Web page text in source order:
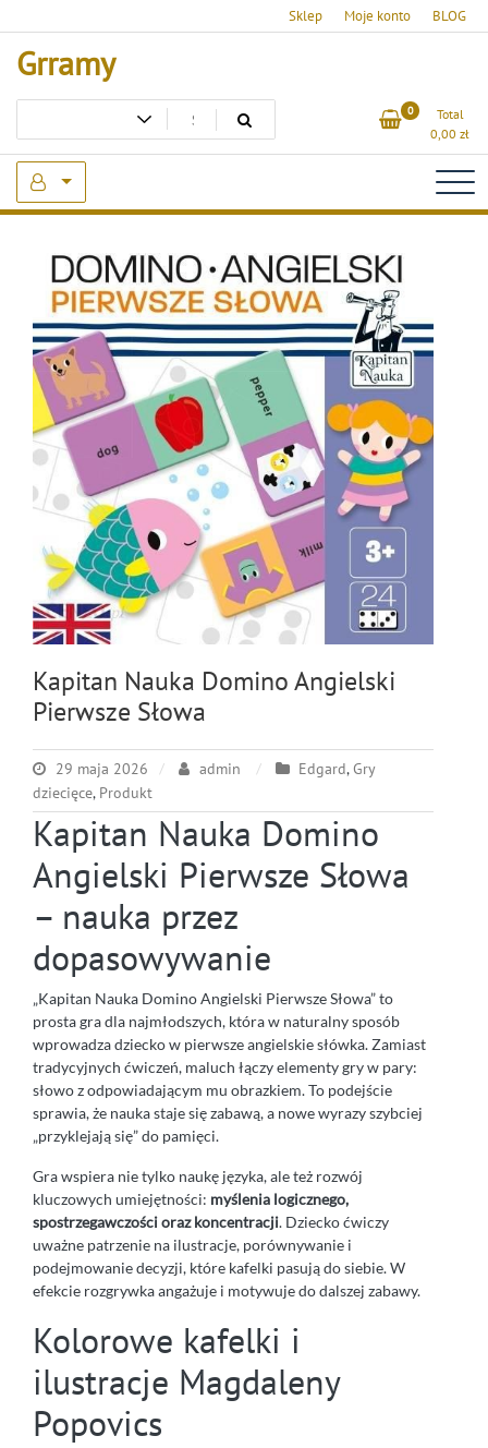
to
content
Sklep Moje konto BLOG
Grramy
0
Total
0,00 zł
Kapitan Nauka Domino Angielski
Pierwsze Słowa
29 maja 2026 admin Edgard,Gry
dziecięce, Produkt
Kapitan Nauka Domino
Angielski Pierwsze Słowa
– nauka przez
dopasowywanie
„Kapitan Nauka Domino Angielski Pierwsze Słowa” to
prosta gra dla najmłodszych, która w naturalny sposób
wprowadza dziecko w pierwsze angielskie słówka. Zamiast
tradycyjnych ćwiczeń, maluch łączy elementy gry w pary:
słowo z odpowiadającym mu obrazkiem. To podejście
sprawia, że nauka staje się zabawą, a nowe wyrazy szybciej
„przyklejają się” do pamięci.
Gra wspiera nie tylko naukę języka, ale też rozwój
kluczowych umiejętności: myślenia logicznego,
spostrzegawczości oraz koncentracji. Dziecko ćwiczy
uważne patrzenie na ilustracje, porównywanie i
podejmowanie decyzji, które kafelki pasują do siebie. W
efekcie rozgrywka angażuje i motywuje do dalszej zabawy.
Kolorowe kafelki i
ilustracje Magdaleny
Popovics